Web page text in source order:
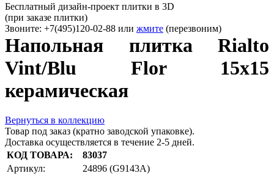
Бесплатный дизайн-проект плитки в 3D
(при заказе плитки)
Звоните: +7(495)120-02-88 или жмите (перезвоним)
Напольная плитка Rialto
Vint/Blu Flor 15x15
керамическая
Вернуться в коллекцию
Товар под заказ (кратно заводской упаковке).
Доставка осуществляется в течение 2-5 дней.
КОД ТОВАРА:
83037
Артикул:
24896 (G9143A)